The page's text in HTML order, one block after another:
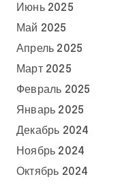
Июнь 2025
Май 2025
Апрель 2025
Март 2025
Февраль 2025
Январь 2025
Декабрь 2024
Ноябрь 2024
Октябрь 2024